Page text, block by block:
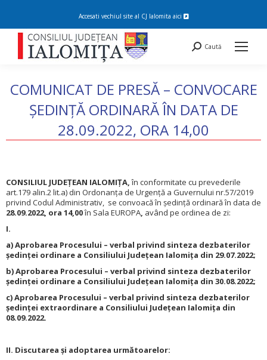
Accesati vechiul site al CJ Ialomita aici
Search:
Caută
COMUNICAT DE PRESĂ – CONVOCARE
ȘEDINȚĂ ORDINARĂ ÎN DATA DE
28.09.2022, ORA 14,00
CONSILIUL JUDEŢEAN IALOMIŢA,în conformitate cu prevederile
art.179 alin.2 lit.a) din Ordonanța de Urgență a Guvernului nr.57/2019
privind Codul Administrativ, se convoacă în ședință ordinară în data de
28.09.2022, ora 14,00în Sala EUROPA, având pe ordinea de zi:
I.
a) Aprobarea Procesului – verbal privind sinteza dezbaterilor
ședinței ordinare a Consiliului Județean Ialomița din 29.07.2022;
b) Aprobarea Procesului – verbal privind sinteza dezbaterilor
ședinței ordinare a Consiliului Județean Ialomița din 30.08.2022;
c) Aprobarea Procesului – verbal privind sinteza dezbaterilor
ședinței extraordinare a Consiliului Județean Ialomița din
08.09.2022.
II. Discutarea și adoptarea următoarelor: